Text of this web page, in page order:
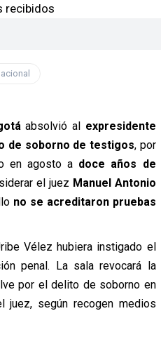
recibidos
absolvió al expresidente
de soborno de testigos, por
en agosto a doce años de
el juez Manuel Antonio
no se acreditaron pruebas
Vélez hubiera instigado el
penal. La sala revocará la
por el delito de soborno en
juez, según recogen medios